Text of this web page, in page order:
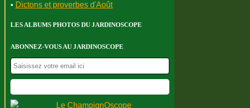
• Dictons et proverbes d'Août
LES ALBUMS PHOTOS DU JARDINOSCOPE
ABONNEZ-VOUS AU JARDINOSCOPE